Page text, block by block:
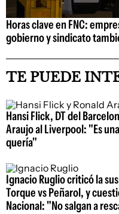
Horas clave en FNC:
gobierno y sindicato
TE PUEDE
Hansi Flick, DT del
Araujo al Liverpool: "Es
quería"
Ignacio Ruglio criticó la
Torque vs Peñarol, y
Nacional: "No salgan a